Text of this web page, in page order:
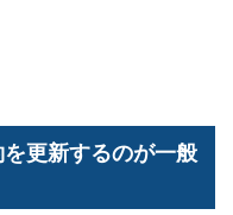
更新するのが一般